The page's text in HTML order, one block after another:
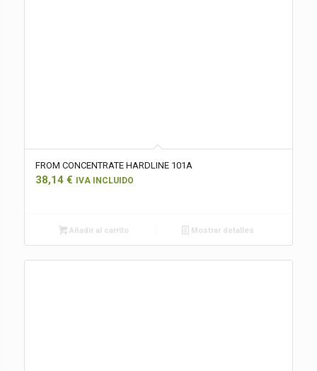
FROM CONCENTRATE HARDLINE 101A
38,14 € IVA INCLUIDO
Añadir al carrito Mostrar detalles